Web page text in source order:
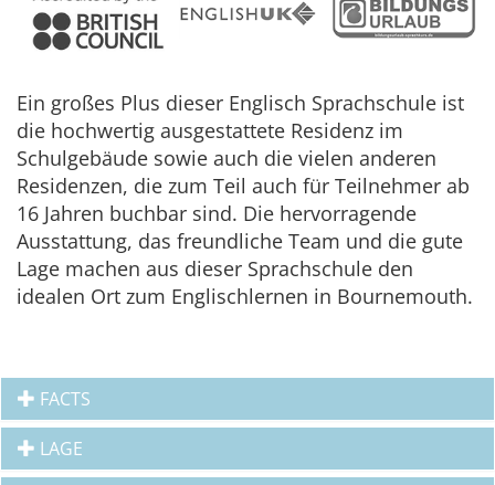
Ein großes Plus dieser Englisch Sprachschule ist
die hochwertig ausgestattete Residenz im
Schulgebäude sowie auch die vielen anderen
Residenzen, die zum Teil auch für Teilnehmer ab
16 Jahren buchbar sind. Die hervorragende
Ausstattung, das freundliche Team und die gute
Lage machen aus dieser Sprachschule den
idealen Ort zum Englischlernen in Bournemouth.
FACTS
LAGE